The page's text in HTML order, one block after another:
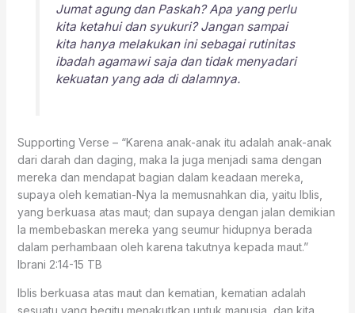
Jumat agung dan Paskah? Apa yang perlu
kita ketahui dan syukuri? Jangan sampai
kita hanya melakukan ini sebagai rutinitas
ibadah agamawi saja dan tidak menyadari
kekuatan yang ada di dalamnya.
Supporting Verse – “Karena anak-anak itu adalah anak-anak
dari darah dan daging, maka Ia juga menjadi sama dengan
mereka dan mendapat bagian dalam keadaan mereka,
supaya oleh kematian-Nya Ia memusnahkan dia, yaitu Iblis,
yang berkuasa atas maut; dan supaya dengan jalan demikian
Ia membebaskan mereka yang seumur hidupnya berada
dalam perhambaan oleh karena takutnya kepada maut.”
‭‭Ibrani‬ ‭2:14-15‬ ‭TB‬‬
Iblis berkuasa atas maut dan kematian, kematian adalah